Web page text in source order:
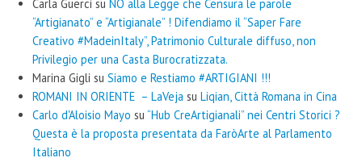
Carla Guerci su NO alla Legge che Censura le parole
“Artigianato” e “Artigianale” ! Difendiamo il “Saper Fare
Creativo #MadeinItaly”, Patrimonio Culturale diffuso, non
Privilegio per una Casta Burocratizzata.
Marina Gigli su Siamo e Restiamo #ARTIGIANI !!!
ROMANI IN ORIENTE – LaVeja su Liqian, Città Romana in Cina
Carlo d'Aloisio Mayo su “Hub CreArtigianali” nei Centri Storici ?
Questa è la proposta presentata da FaròArte al Parlamento
Italiano